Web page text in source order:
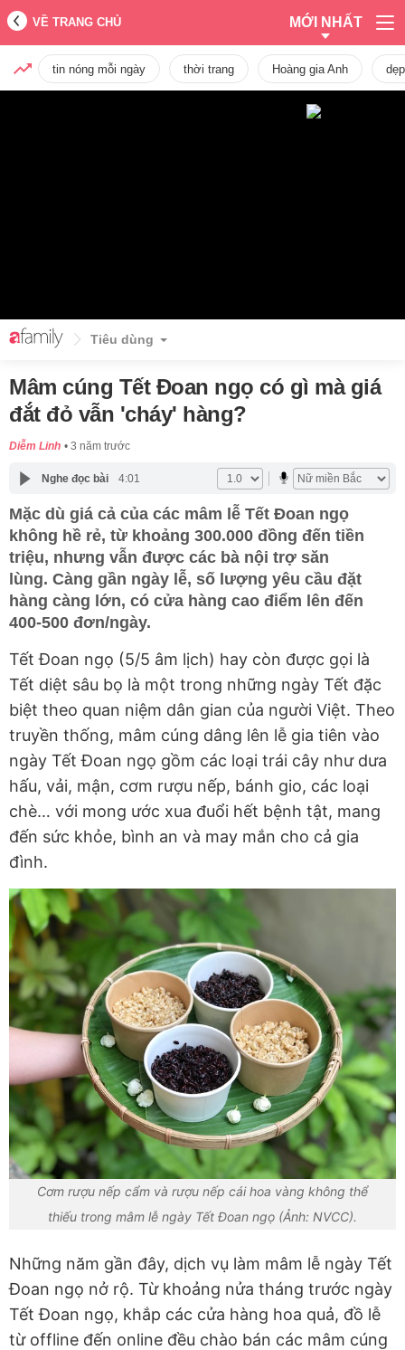
VỀ TRANG CHỦ MỚI NHẤT
tin nóng mỗi ngày thời trang Hoàng gia Anh dẹp
Tiêu dùng
Mâm cúng Tết Đoan ngọ có gì mà giá
đắt đỏ vẫn 'cháy' hàng?
Diễm Linh 3 năm trước
Nghe đọc bài 4:01
Mặc dù giá cả của các mâm lễ Tết Đoan ngọ
không hề rẻ, từ khoảng 300.000 đồng đến tiền
triệu, nhưng vẫn được các bà nội trợ săn
lùng. Càng gần ngày lễ, số lượng yêu cầu đặt
hàng càng lớn, có cửa hàng cao điểm lên đến
400-500 đơn/ngày.
Tết Đoan ngọ (5/5 âm lịch) hay còn được gọi là
Tết diệt sâu bọ là một trong những ngày Tết đặc
biệt theo quan niệm dân gian của người Việt. Theo
truyền thống, mâm cúng dâng lên lễ gia tiên vào
ngày Tết Đoan ngọ gồm các loại trái cây như dưa
hấu, vải, mận, cơm rượu nếp, bánh gio, các loại
chè… với mong ước xua đuổi hết bệnh tật, mang
đến sức khỏe, bình an và may mắn cho cả gia
đình.
Cơm rượu nếp cẩm và rượu nếp cái hoa vàng không thể
thiếu trong mâm lễ ngày Tết Đoan ngọ (Ảnh: NVCC).
Những năm gần đây, dịch vụ làm mâm lễ ngày Tết
Đoan ngọ nở rộ. Từ khoảng nửa tháng trước ngày
Tết Đoan ngọ, khắp các cửa hàng hoa quả, đồ lễ
từ offline đến online đều chào bán các mâm cúng